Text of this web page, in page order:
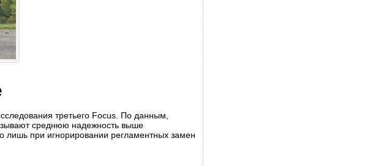
третьего Focus. По данным,
среднюю надежность выше
лишь при игнорировании регламентных замен